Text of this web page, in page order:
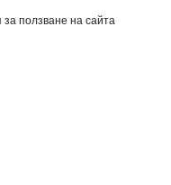
ползване на сайта